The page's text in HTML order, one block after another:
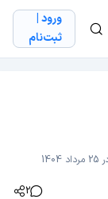
ورود |
ثبت‌نام
2